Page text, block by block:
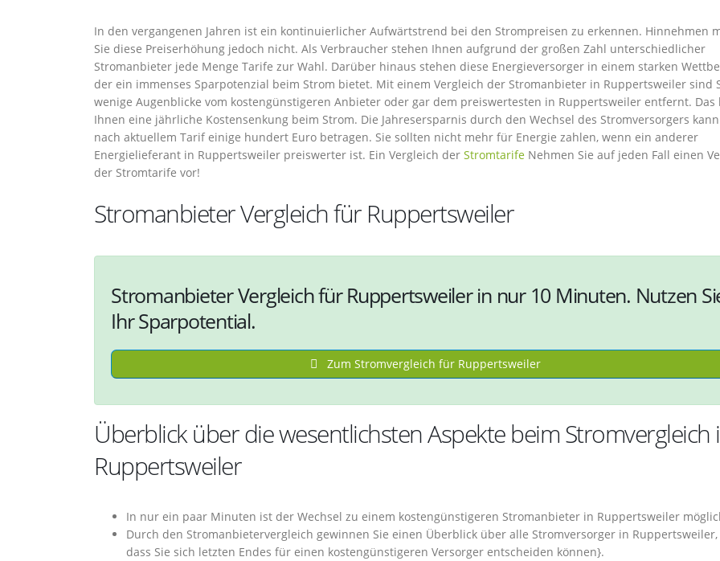
In den vergangenen Jahren ist ein kontinuierlicher Aufwärtstrend bei den Strompreisen zu erkennen. Hinnehmen
Sie diese Preiserhöhung jedoch nicht. Als Verbraucher stehen Ihnen aufgrund der großen Zahl unterschiedlicher
Stromanbieter jede Menge Tarife zur Wahl. Darüber hinaus stehen diese Energieversorger in einem starken
der ein immenses Sparpotenzial beim Strom bietet. Mit einem Vergleich der Stromanbieter in Ruppertsweiler sind
wenige Augenblicke vom kostengünstigeren Anbieter oder gar dem preiswertesten in Ruppertsweiler entfernt.
Ihnen eine jährliche Kostensenkung beim Strom. Die Jahresersparnis durch den Wechsel des Stromversorgers
nach aktuellem Tarif einige hundert Euro betragen. Sie sollten nicht mehr für Energie zahlen, wenn ein anderer
Energielieferant in Ruppertsweiler preiswerter ist. Ein Vergleich der Stromtarife Nehmen Sie auf jeden Fall einen
der Stromtarife vor!
Stromanbieter Vergleich für Ruppertsweiler
Stromanbieter Vergleich für Ruppertsweiler in nur 10 Minuten. Nutzen
Ihr Sparpotential.
Zum Stromvergleich für Ruppertsweiler
Überblick über die wesentlichsten Aspekte beim Stromvergleich
Ruppertsweiler
In nur ein paar Minuten ist der Wechsel zu einem kostengünstigeren Stromanbieter in Ruppertsweiler
Durch den Stromanbietervergleich gewinnen Sie einen Überblick über alle Stromversorger in Ruppertsweiler,
dass Sie sich letzten Endes für einen kostengünstigeren Versorger entscheiden können}.